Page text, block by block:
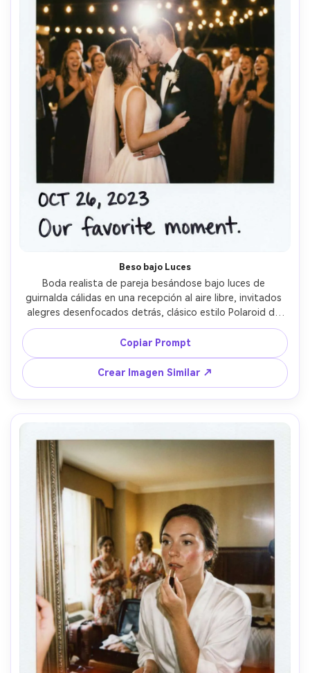
Beso bajo Luces
Boda realista de pareja besándose bajo luces de
guirnalda cálidas en una recepción al aire libre, invitados
alegres desenfocados detrás, clásico estilo Polaroid de
película instantánea con borde blanco limpio y esquinas
ligeramente redondeadas, fecha manuscrita y pequeña
leyenda en el margen inferior, flash en cámara con caída
de luz suave, leve grano de película, ligera trepidación
para autenticidad, tomada con lente de 35mm a nivel de
ojos, poca profundidad de campo, gradación de color
romántica cálida --ar 4:5
Copiar Prompt
Crear Imagen Similar ↗